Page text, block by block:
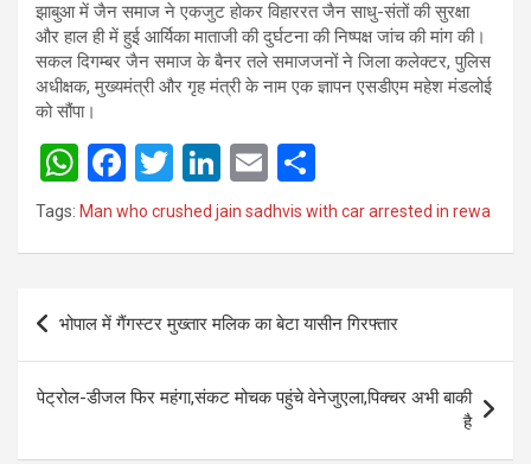
झाबुआ में जैन समाज ने एकजुट होकर विहाररत जैन साधु-संतों की सुरक्षा
और हाल ही में हुई आर्यिका माताजी की दुर्घटना की निष्पक्ष जांच की मांग की।
सकल दिगम्बर जैन समाज के बैनर तले समाजजनों ने जिला कलेक्टर, पुलिस
अधीक्षक, मुख्यमंत्री और गृह मंत्री के नाम एक ज्ञापन एसडीएम महेश मंडलोई
को सौंपा।
W
h
A
p
p
F
a
o
o
k
T
wi
Li
n
n
E
m h
Tags: Man who crushed jain sadhvis with car arrested in rewa
Post
navigation
भोपाल में गैंगस्टर मुख्तार मलिक का बेटा यासीन गिरफ्तार
पेट्रोल-डीजल फिर महंगा,संकट मोचक पहुंचे वेनेजुएला,पिक्चर अभी बाकी
है